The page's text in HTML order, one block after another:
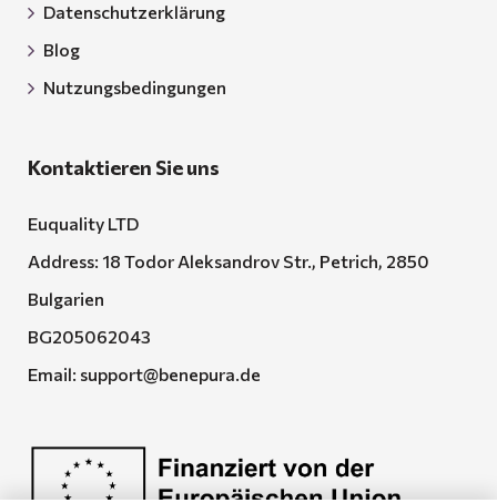
Datenschutzerklärung
Blog
Nutzungsbedingungen
Kontaktieren Sie uns
Euquality LTD
Address: 18 Todor Aleksandrov Str., Petrich, 2850
Bulgarien
BG205062043
Email: support@benepura.de